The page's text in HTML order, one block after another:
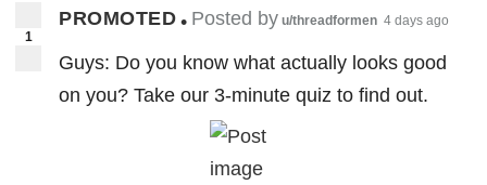
1
PROMOTED • Posted by u/threadformen 4 days ago
Guys: Do you know what actually looks good
on you? Take our 3-minute quiz to find out.